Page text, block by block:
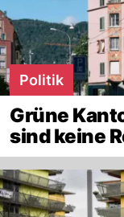
Politik
Grüne
sind keine